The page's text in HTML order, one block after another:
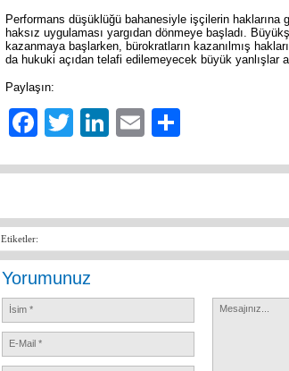
Performans düşüklüğü bahanesiyle işçilerin haklarına
haksız uygulaması yargıdan dönmeye başladı.
kazanmaya başlarken, bürokratların kazanılmış
da hukuki açıdan telafi edilemeyecek büyük yanlışlar
Paylaşın:
Facebook
TwitterLinkedIn
Email
Etiketler:
Yorumunuz